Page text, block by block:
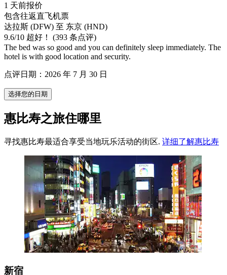
1 天前报价
包含往返直飞机票
达拉斯 (DFW) 至 东京 (HND)
9.6/10 超好！ (393 条点评)
The bed was so good and you can definitely sleep immediately. The
hotel is with good location and security.
点评日期：2026 年 7 月 30 日
选择您的日期
惠比寿之旅住哪里
寻找惠比寿最适合享受当地玩乐活动的街区. 详细了解惠比寿
新宿